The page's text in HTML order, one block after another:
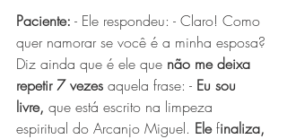
Paciente: - Ele respondeu: - Claro! Como
quer namorar se você é a minha esposa?
Diz ainda que é ele que não me deixa
repetir 7 vezes aquela frase: - Eu sou
livre, que está escrito na limpeza
espiritual do Arcanjo Miguel. Ele finaliza,